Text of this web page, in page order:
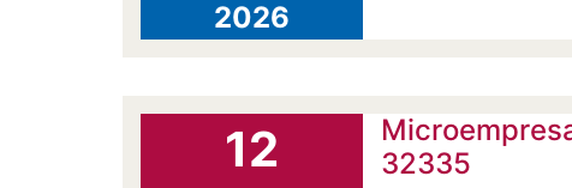
2026
12
32335